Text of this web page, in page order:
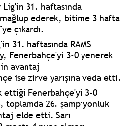
31. haftasında
ederek, bitime 3 hafta
çıkardı.
31. haftasında RAMS
Fenerbahçe'yi 3-0 yenerek
avantaj
ise zirve yarışına veda etti.
ettiği Fenerbahçe'yi 3-0
toplamda 26. şampiyonluk
elde etti. Sarı